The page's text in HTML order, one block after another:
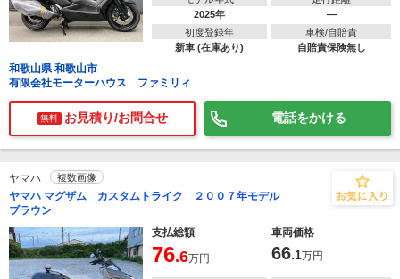
2025年
―
初度登録年
新車 (在庫あり)
車検/自賠責
自賠責保険無し
和歌山県 和歌山市
有限会社モーターハウス ファミリィ
無料 お見積り/お問合せ 電話をかける
ヤマハ 複数画像
ヤマハ マグザム カスタムトライク ２００７年モデル
ブラウン
支払総額
車両価格
76.6万円 66.1万円